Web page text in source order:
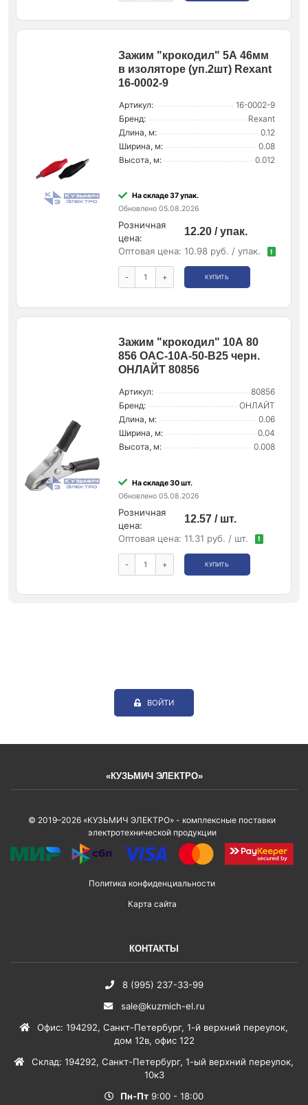
Зажим "крокодил" 5А 46мм
в изоляторе (уп.2шт) Rexant
16-0002-9
Артикул:
16-0002-9
Бренд:
Rexant
Длина, м:
0.12
Ширина, м:
0.08
Высота, м:
0.012
На складе 37 упак.
Обновлено 05.08.2026
Розничная
цена:
12.20 / упак.
Оптовая цена: 10.98 руб. / упак. !
- + КУПИТЬ
Зажим "крокодил" 10А 80
856 OAC-10A-50-B25 черн.
ОНЛАЙТ 80856
Артикул:
80856
Бренд:
ОНЛАЙТ
Длина, м:
0.06
Ширина, м:
0.04
Высота, м:
0.008
На складе 30 шт.
Обновлено 05.08.2026
Розничная
цена:
12.57 / шт.
Оптовая цена: 11.31 руб. / шт. !
- + КУПИТЬ
ВОЙТИ
«КУЗЬМИЧ ЭЛЕКТРО»
© 2019–2026 «КУЗЬМИЧ ЭЛЕКТРО» - комплексные поставки
электротехнической продукции
Политика конфиденциальности
Карта сайта
КОНТАКТЫ
8 (995) 237-33-99
sale@kuzmich-el.ru
Офис: 194292, Санкт-Петербург, 1-й верхний переулок,
дом 12в, офис 122
Склад: 194292, Санкт-Петербург, 1-ый верхний переулок,
10к3
Пн-Пт 9:00 - 18:00